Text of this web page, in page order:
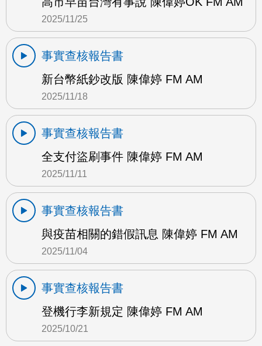
2025/11/25
事實查核報告書
新台幣紙鈔改版 陳偉婷 FM AM
2025/11/18
事實查核報告書
全支付盜刷事件 陳偉婷 FM AM
2025/11/11
事實查核報告書
與疫苗相關的錯假訊息 陳偉婷 FM AM
2025/11/04
事實查核報告書
登機行李新規定 陳偉婷 FM AM
2025/10/21